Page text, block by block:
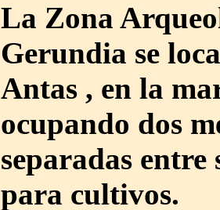
La Zona
Gerundia se
Antas , en la
ocupando dos
separadas
para cultivos.